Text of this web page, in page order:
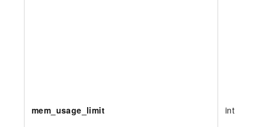
mem_usage_limit int